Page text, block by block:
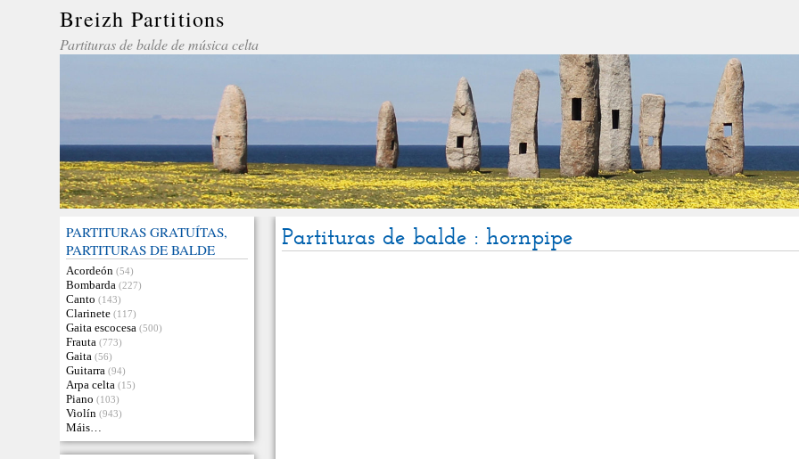
Breizh Partitions
Partituras de balde de música celta
PARTITURAS GRATUÍTAS,
PARTITURAS DE BALDE
Acordeón (54)
Bombarda (227)
Canto (143)
Clarinete (117)
Gaita escocesa (500)
Frauta (773)
Gaita (56)
Guitarra (94)
Arpa celta (15)
Piano (103)
Violín (943)
Máis…
Partituras de balde : hornpipe